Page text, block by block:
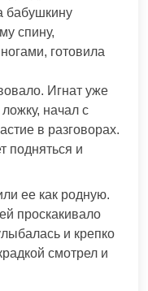
бабушкину
спину,
готовила
Игнат уже
начал с
в разговорах.
подняться и
ее как родную.
проскакивало
и крепко
смотрел и